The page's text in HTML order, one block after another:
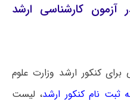
کارشناسی ارشد
کنکور ارشد وزارت علوم
ثبت نام کنکور ارشد، لیست